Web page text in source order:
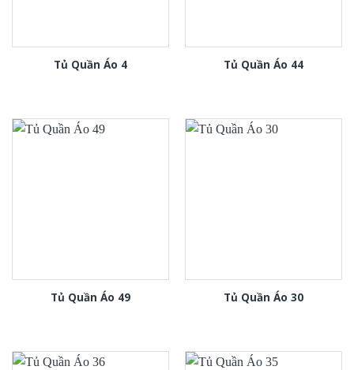
Tủ Quần Áo 4 Tủ Quần Áo 44
Tủ Quần Áo 49 Tủ Quần Áo 30